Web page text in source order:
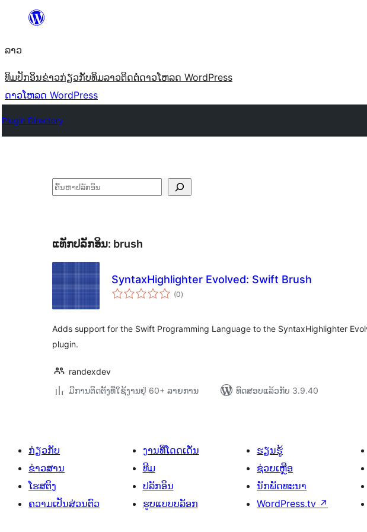
ທີ່
ເນື້ອຫາ
ລາວ
ທິມປັກອິນຂ່າວກ່ຽວກັບທິມລາວຕິດຕໍ່ດາວໂຫລດ WordPress
ດາວໂຫລດ WordPress
Plugin Directory
ຄົ້ນຫາ
ແທັກປລັກອິນ: brush
SyntaxHighlighter Evolved: Swift Brush
(0ຄະແນນ
ທັງໝົດ
)
Adds support for the Swift Programming Language to the SyntaxHighlighter
plugin.
randexdev
ມີການຕິດຕັ້ງທີ່ໃຊ້ງານຢູ່ 60+ ລາຍການ
ທົດສອບແລ້ວກັບ 3.9.40
ກ່ຽວກັບ
ຂ່າວສານ
ໂຮສຕິງ
ຄວາມເປັນສ່ວນຕົວ
ງານທີ່ໂດດເດັ່ນ
ທີມ
ປລັກອິນ
ຮູບແບບບລັອກ
ຮຽນຮູ້
ຊ່ວຍເຫຼືອ
ນັກພັດທະນາ
WordPress.tv ↗